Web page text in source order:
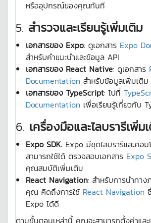
หรืออุปกรณ์ของคุณทันที
5. สำรวจและเรียนรู้เพิ่มเติม
เอกสารของ Expo: ดูเอกสาร Expo
สำหรับคำแนะนำและข้อมูล API
เอกสารของ React Native: ดูเอกสาร
Documentation สำหรับข้อมูลเพิ่มเติม
เอกสารของ TypeScript: ไปที่
Documentation เพื่อเรียนรู้เกี่ยวกับ
6. เครื่องมือและไลบรารีเพิ่ม
Expo SDK: Expo มีชุดไลบรารีและคอ
สามารถใช้ได้ ตรวจสอบเอกสาร Expo
คุณสมบัติเพิ่มเติม
React Navigation: สำหรับการนำทาง
คุณ คิดถึงการใช้ React Navigation
Expo ได้ดี
ตามขั้นตอนเหล่านี้ คุณจะสามารถตั้งค่าและ